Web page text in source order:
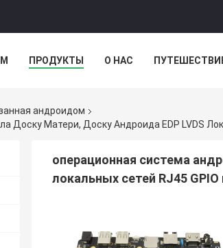
ПРОДУКТЫ О НАС
андроидом
Доску Матери, Доску Андроида EDP LVDS
операционная система
локальных сетей RJ45 GPIO